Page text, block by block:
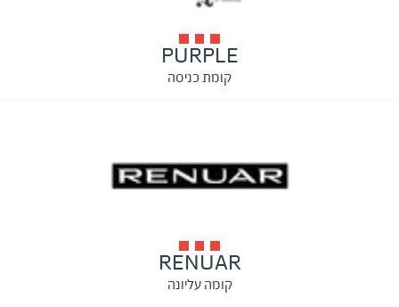
PURPLE
קומת כניסה
RENUAR
קומה עליונה